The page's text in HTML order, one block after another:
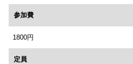
参加費
1800円
定員